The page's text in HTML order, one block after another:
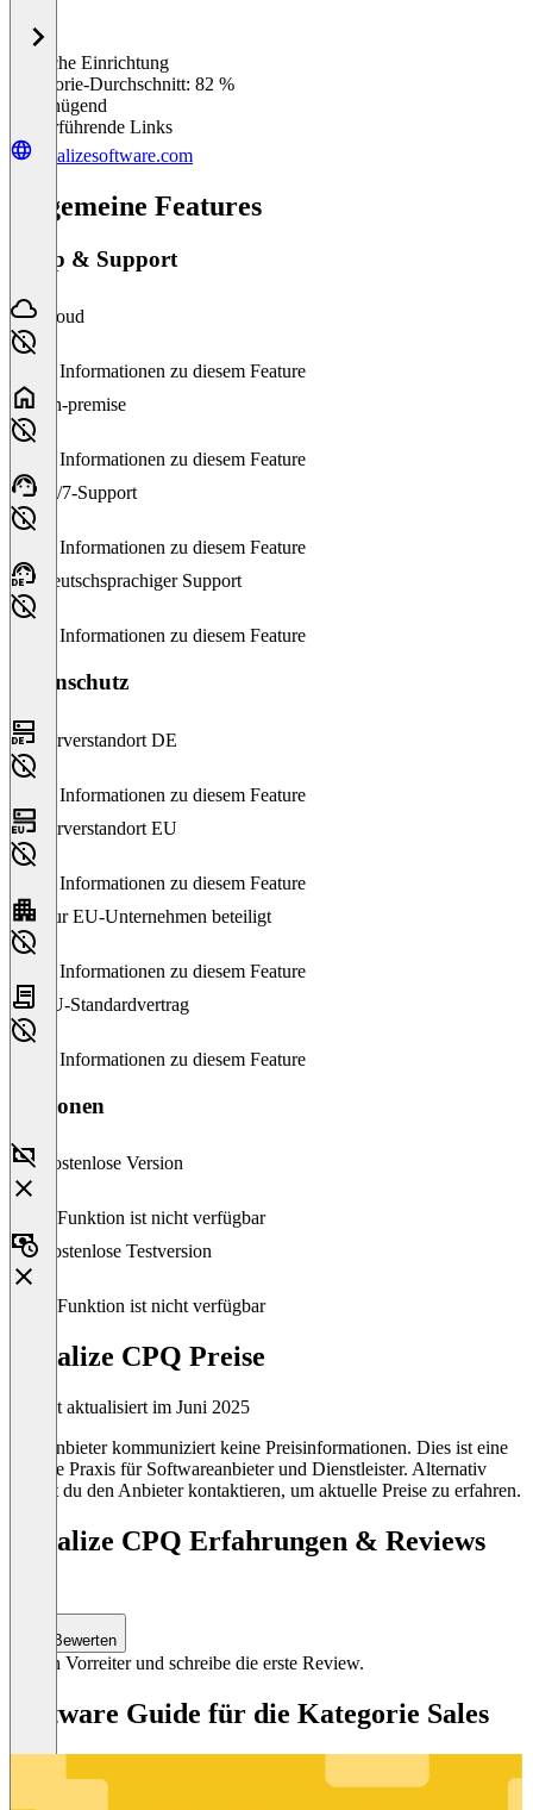
Einfache Einrichtung
Kategorie-Durchschnitt: 82 %
Ungenügend
Weiterführende Links
revalizesoftware.com
Allgemeine Features
Setup & Support
Cloud
Keine Informationen zu diesem Feature
On-premise
Keine Informationen zu diesem Feature
24/7-Support
Keine Informationen zu diesem Feature
Deutschsprachiger Support
Keine Informationen zu diesem Feature
Datenschutz
Serverstandort DE
Keine Informationen zu diesem Feature
Serverstandort EU
Keine Informationen zu diesem Feature
Nur EU-Unternehmen beteiligt
Keine Informationen zu diesem Feature
EU-Standardvertrag
Keine Informationen zu diesem Feature
Versionen
Kostenlose Version
Diese Funktion ist nicht verfügbar
Kostenlose Testversion
Diese Funktion ist nicht verfügbar
Revalize CPQ Preise
Zuletzt aktualisiert im Juni 2025
Der Anbieter kommuniziert keine Preisinformationen. Dies ist eine
übliche Praxis für Softwareanbieter und Dienstleister. Alternativ
kannst du den Anbieter kontaktieren, um aktuelle Preise zu erfahren.
Revalize CPQ Erfahrungen & Reviews
Bewerten
Sei ein Vorreiter und schreibe die erste Review.
Software Guide für die Kategorie Sales